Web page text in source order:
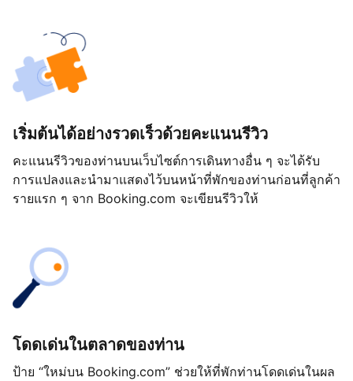
เริ่มต้นได้อย่างรวดเร็วด้วยคะแนนรีวิว
คะแนนรีวิวของท่านบนเว็บไซต์การเดินทางอื่น ๆ จะได้รับ
การแปลงและนำมาแสดงไว้บนหน้าที่พักของท่านก่อนที่ลูกค้า
รายแรก ๆ จาก Booking.com จะเขียนรีวิวให้
โดดเด่นในตลาดของท่าน
ป้าย “ใหม่บน Booking.com” ช่วยให้ที่พักท่านโดดเด่นในผล